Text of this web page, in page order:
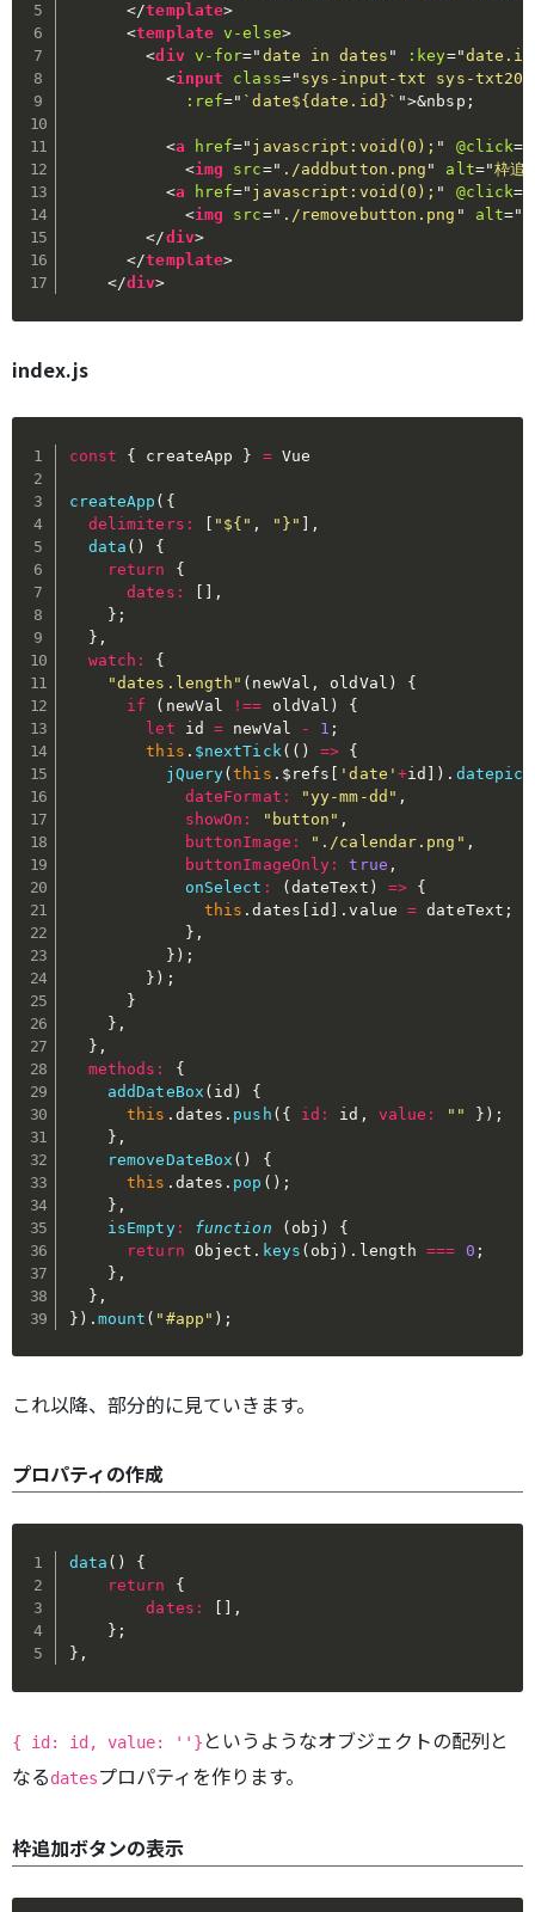
</template>
<template v-else>
<div v-for=" date in dates " :key="date.id
<input class=" sys-input-txt sys-txt20
:ref=" `date${date.id}` ">&nbsp;
<a href=" javascript:void(0); " @click=
<img src=" ./addbutton.png " alt="枠追
<a href=" javascript:void(0); " @click=
<img src=" ./removebutton.png " alt="
</div>
</template>
</div>
index.js
const { createApp } = Vue
createApp ( {
delimiters : [ "${" , "}" ] ,
data ( )
{
return
{
dates : [ ] ,
} ;
} ,
watch :
{
"dates.length" ( newVal , oldVal )
{
if
( newVal !== oldVal )
{
let id = newVal - 1 ;
this . $nextTick ( ( ) => {
jQuery(this . $refs [ 'date' +id ] ) .
dateFormat : "yy-mm-dd" ,
showOn : "button" ,
buttonImage : "./calendar.png" ,
buttonImageOnly : true ,
onSelect : (dateText ) => {
this .dates [ id ] .value = dateText ;
} ,
} ) ;
} ) ;
}
} ,
} ,
methods :
{
addDateBox ( id )
{
this . dates . push ( { id : id , value : "" } ) ;
} ,
removeDateBox ( )
{
this . dates . pop ( ) ;
} ,
isEmpty: function ( obj )
{
return Object . keys ( obj ) . length === 0 ;
} ,
} ,
} ) . mount ( "#app" ) ;
これ以降、部分的に見ていきます。
プロパティの作成
data ( )
{
return
{
dates :
,
} ;
} ,
{ id: id, value: ''} というようなオブジェクトの配列と
なるdatesプロパティを作ります。
枠追加ボタンの表示